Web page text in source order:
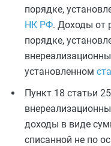
порядке,
НК РФ. Доходы от
порядке,
установленном
Пункт 18 статьи
доходы в виде
списанной не по